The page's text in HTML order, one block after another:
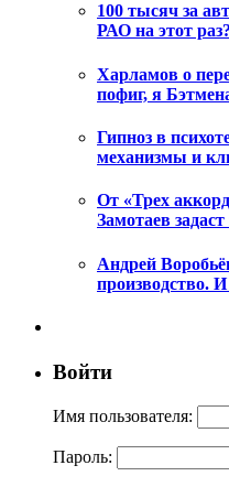
100 тысяч за
РАО на этот раз?
Харламов о
пофиг, я
Гипноз в
механизмы и
От «Трех
Замотаев
Андрей
производство.
Войти
Имя пользователя:
Пароль: